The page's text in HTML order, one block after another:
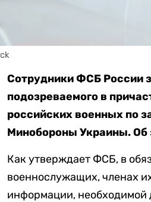
Сотрудники ФСБ России
подозреваемого в
российских военных по
Минобороны Украины.
Как утверждает ФСБ, в
военнослужащих, членах
информации, необходимой